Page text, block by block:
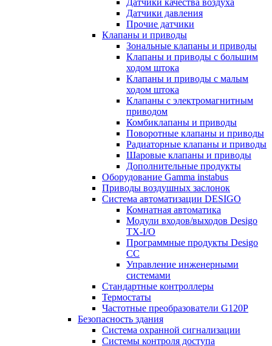
Датчики качества воздуха
Датчики давления
Прочие датчики
Клапаны и приводы
Зональные клапаны и приводы
Клапаны и приводы с большим
ходом штока
Клапаны и приводы с малым
ходом штока
Клапаны с электромагнитным
приводом
Комбиклапаны и приводы
Поворотные клапаны и приводы
Радиаторные клапаны и приводы
Шаровые клапаны и приводы
Дополнительные продукты
Оборудование Gamma instabus
Приводы воздушных заслонок
Система автоматизации DESIGO
Комнатная автоматика
Модули входов/выходов Desigo
TX-I/O
Программные продукты Desigo
CC
Управление инженерными
системами
Стандартные контроллеры
Термостаты
Частотные преобразователи G120P
Безопасность здания
Система охранной сигнализации
Системы контроля доступа